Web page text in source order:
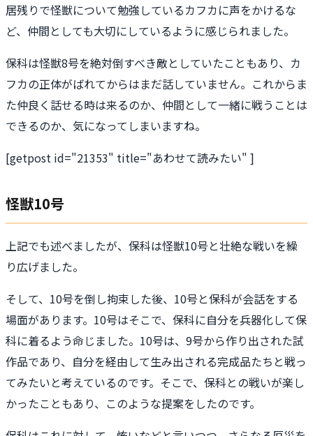
居残りで怪獣について勉強しているカフカに声をかけるな
ど、仲間としても大切にしているように感じられました。
保科は怪獣8号を絶対倒すべき敵としていたこともあり、カ
フカの正体がばれてからはまだ話していません。これからま
た仲良く話せる時は来るのか、仲間として一緒に戦うことは
できるのか、気になってしまいますね。
[getpost id="21353" title="あわせて読みたい" ]
怪獣10号
上記でも述べましたが、保科は怪獣10号と壮絶な戦いを繰
り広げました。
そして、10号を倒し拘束した後、10号と保科が会話をする
場面があります。10号はそこで、保科に自分を兵器化して保
科に着るよう命じました。10号は、9号から作り出された試
作品であり、自分を経由して生み出される完成品たちと戦っ
てみたいと考えているのです。そこで、保科との戦いが楽し
かったこともあり、このような提案をしたのです。